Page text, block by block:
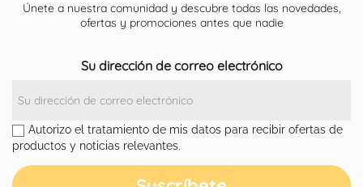
Únete a nuestra comunidad y descubre todas las novedades,
ofertas y promociones antes que nadie
Su dirección de correo electrónico
Autorizo el tratamiento de mis datos para recibir ofertas de
productos y noticias relevantes.